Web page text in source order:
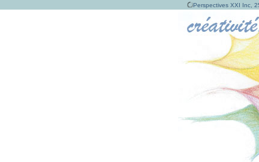
Perspectives XXI Inc,